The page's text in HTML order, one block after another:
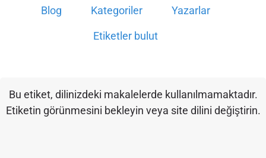
Blog Kategoriler Yazarlar
Etiketler bulut